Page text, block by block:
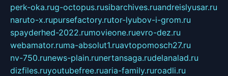
perk-oka.rug-octopus.rusibarchives.ruandreislyusar.ru
naruto-x.rupursefactory.rutor-lyubov-i-grom.ru
spayderhed-2022.rumovieone.ruevro-dez.ru
webamator.ruma-absolut1.ruavtopomosch27.ru
nv-750.runews-plain.runertansaga.rudelanalad.ru
dizfiles.ruyoutubefree.ruaria-family.ruroadli.ru